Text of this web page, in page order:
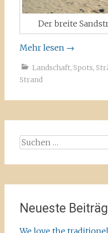
Der breite
Mehr lesen →
Landschaft, Spots,
Strand
Suchen
nach:
Neueste
We love the